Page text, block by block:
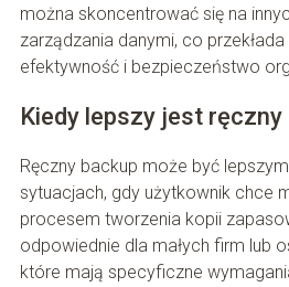
można skoncentrować się na
zarządzania danymi, co
efektywność i bezpieczeństwo
Kiedy lepszy jest ręczny
Ręczny backup może być
sytuacjach, gdy użytkownik chce
procesem tworzenia kopii
odpowiednie dla małych firm lub
które mają specyficzne